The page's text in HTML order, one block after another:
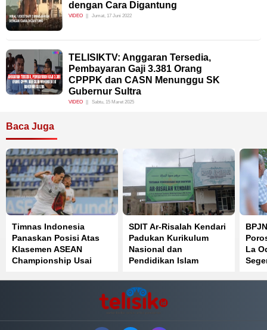
dengan Cara Digantung
VIDEO Jumat, 17 Juni 2022
TELISIKTV: Anggaran Tersedia,
Pembayaran Gaji 3.381 Orang
CPPPK dan CASN Menunggu SK
Gubernur Sultra
VIDEO Sabtu, 15 Maret 2025
Baca Juga
Timnas Indonesia
Panaskan Posisi Atas
Klasemen ASEAN
Championship Usai
SDIT Ar-Risalah Kendari
Padukan Kurikulum
Nasional dan
Pendidikan Islam
La